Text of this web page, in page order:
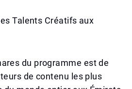
Talents Créatifs aux
du programme est de
de contenu les plus